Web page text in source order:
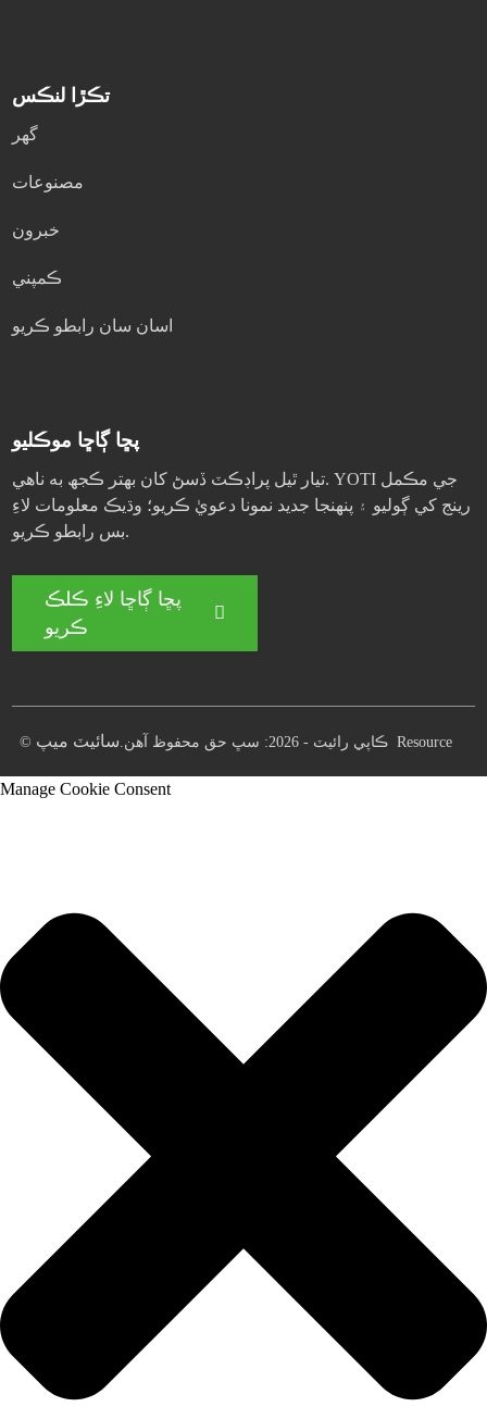
تڪڙا لنڪس
گھر
مصنوعات
خبرون
ڪمپني
اسان سان رابطو ڪريو
پڇا ڳاڇا موڪليو
تيار ٿيل پراڊڪٽ ڏسڻ کان بهتر ڪجھ به ناهي. YOTI جي مڪمل
رينج کي ڳوليو ۽ پنهنجا جديد نمونا دعويٰ ڪريو؛ وڌيڪ معلومات لاءِ
بس رابطو ڪريو.
پڇا ڳاڇا لاءِ ڪلڪ
ڪريو
© ڪاپي رائيٽ - 2026: سڀ حق محفوظ آهن. سائيٽ ميپ Resource
Manage Cookie Consent